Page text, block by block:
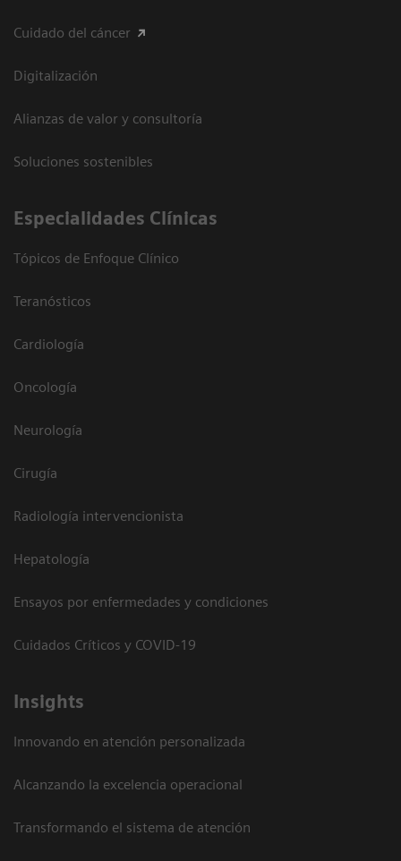
Cuidado del cáncer
Digitalización
Alianzas de valor y consultoría
Soluciones sostenibles
Especialidades Clínicas
Tópicos de Enfoque Clínico
Teranósticos
Cardiología
Oncología
Neurología
Cirugía
Radiología intervencionista
Hepatología
Ensayos por enfermedades y condiciones
Cuidados Críticos y COVID-19
Insights
Innovando en atención personalizada
Alcanzando la excelencia operacional
Transformando el sistema de atención